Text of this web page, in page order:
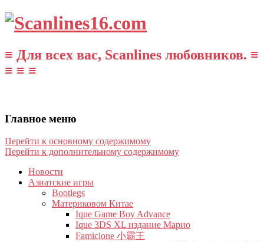
≡ Для всех вас, Scanlines любовников. ≡
≡ ≡ ≡
Главное меню
Перейти к основному содержимому
Перейти к дополнительному содержимому
Новости
Азиатские игры
Bootlegs
Материковом Китае
Ique Game Boy Advance
Ique 3DS XL издание Марио
Famiclone 小霸王